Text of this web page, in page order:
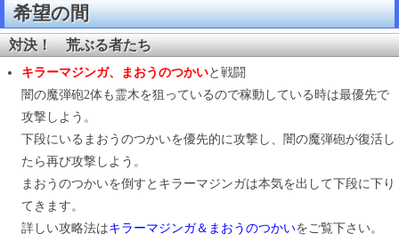
希望の間
対決！ 荒ぶる者たち
キラーマジンガ、まおうのつかいと戦闘
闇の魔弾砲2体も霊木を狙っているので稼動している時は最優先で
攻撃しよう。
下段にいるまおうのつかいを優先的に攻撃し、闇の魔弾砲が復活し
たら再び攻撃しよう。
まおうのつかいを倒すとキラーマジンガは本気を出して下段に下り
てきます。
詳しい攻略法はキラーマジンガ＆まおうのつかいをご覧下さい。